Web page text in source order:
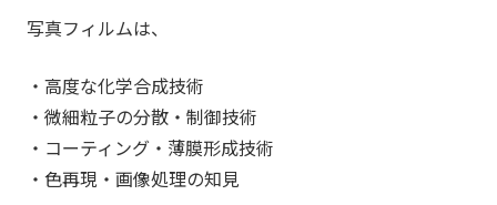
写真フィルムは、
・高度な化学合成技術
・微細粒子の分散・制御技術
・コーティング・薄膜形成技術
・色再現・画像処理の知見